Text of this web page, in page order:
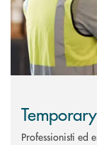
Professionisti ed